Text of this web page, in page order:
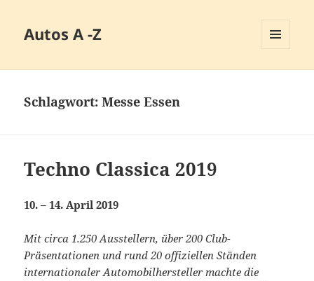
Autos A -Z
Schlagwort:Messe Essen
Techno Classica 2019
10. – 14. April 2019
Mit circa 1.250 Ausstellern, über 200 Club-
Präsentationen und rund 20 offiziellen Ständen
internationaler Automobilhersteller machte die